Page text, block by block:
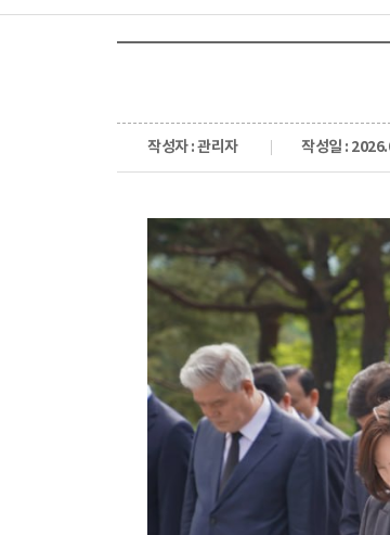
작성자 : 관리자 작성일 :